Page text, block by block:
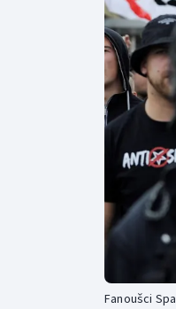
Fanoušci